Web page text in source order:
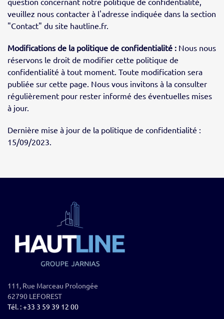
veuillez nous contacter à l'adresse indiquée dans la section
"Contact" du site hautline.fr.
Modifications de la politique de confidentialité : Nous nous
réservons le droit de modifier cette politique de
confidentialité à tout moment. Toute modification sera
publiée sur cette page. Nous vous invitons à la consulter
régulièrement pour rester informé des éventuelles mises
à jour.
Dernière mise à jour de la politique de confidentialité :
15/09/2023.
111, Rue Marceau Prolongée
62790 LEFOREST
Tél. : +33 3 59 39 12 00